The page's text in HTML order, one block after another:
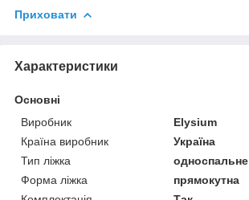
Приховати
Характеристики
Основні
Виробник
Elysium
Країна виробник
Україна
Тип ліжка
односпальне
Форма ліжка
прямокутна